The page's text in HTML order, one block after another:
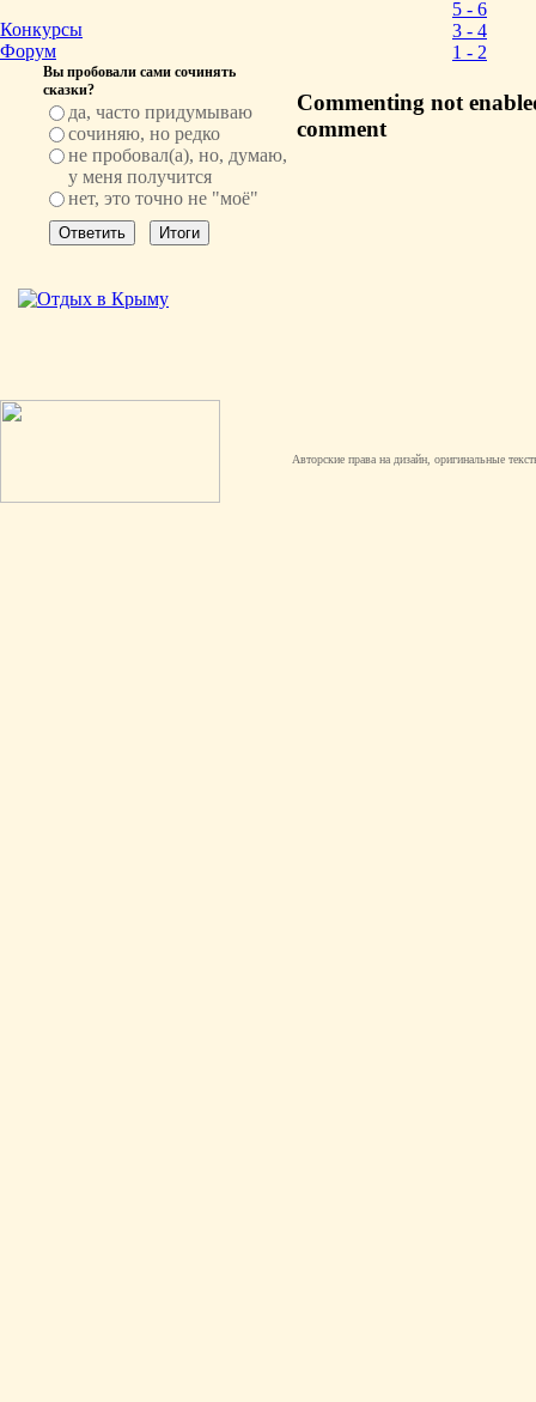
Конкурсы
Форум
Вы пробовали сами сочинять
сказки?
да, часто придумываю
сочиняю, но редко
не пробовал(а), но, думаю,
у меня получится
нет, это точно не "моё"
5 - 6
3 - 4
1 - 2
Commenting not
comment
Авторские права на дизайн, оригинальные